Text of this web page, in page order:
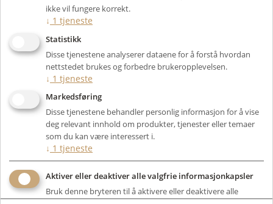
ikke vil fungere korrekt.
↓ 1 tjeneste
Statistikk
Disse tjenestene analyserer dataene for å forstå hvordan
nettstedet brukes og forbedre brukeropplevelsen.
↓ 1 tjeneste
Markedsføring
Disse tjenestene behandler personlig informasjon for å vise
deg relevant innhold om produkter, tjenester eller temaer
som du kan være interessert i.
↓ 1 tjeneste
Aktiver eller deaktiver alle valgfrie informasjonkapsler
Bruk denne bryteren til å aktivere eller deaktivere alle